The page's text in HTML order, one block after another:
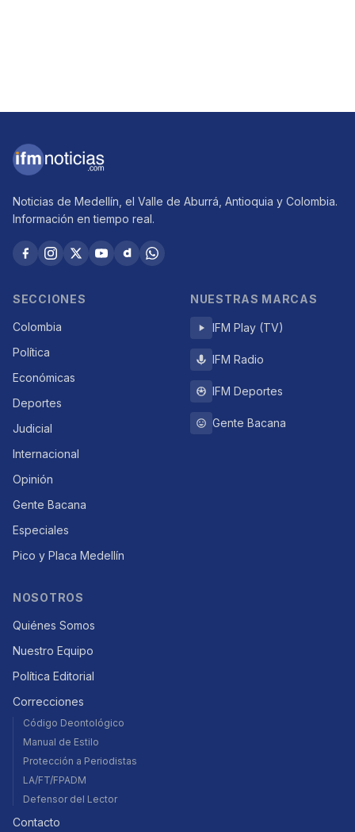
Noticias de Medellín, el Valle de Aburrá, Antioquia y Colombia.
Información en tiempo real.
SECCIONES
Colombia
Política
Económicas
Deportes
Judicial
Internacional
Opinión
Gente Bacana
Especiales
Pico y Placa Medellín
NUESTRAS MARCAS
IFM Play (TV)
IFM Radio
IFM Deportes
Gente Bacana
NOSOTROS
Quiénes Somos
Nuestro Equipo
Política Editorial
Correcciones
Código Deontológico
Manual de Estilo
Protección a Periodistas
LA/FT/FPADM
Defensor del Lector
Contacto